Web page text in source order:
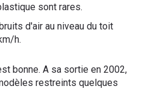
sont rares.
d'air au niveau du toit
h.
bonne. A sa sortie en 2002,
restreints quelques